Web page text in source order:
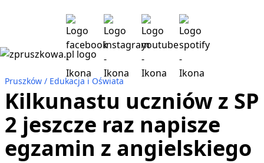
Pruszków Edukacja i Oświata
Kilkunastu uczniów z SP
2 jeszcze raz napisze
egzamin z angielskiego